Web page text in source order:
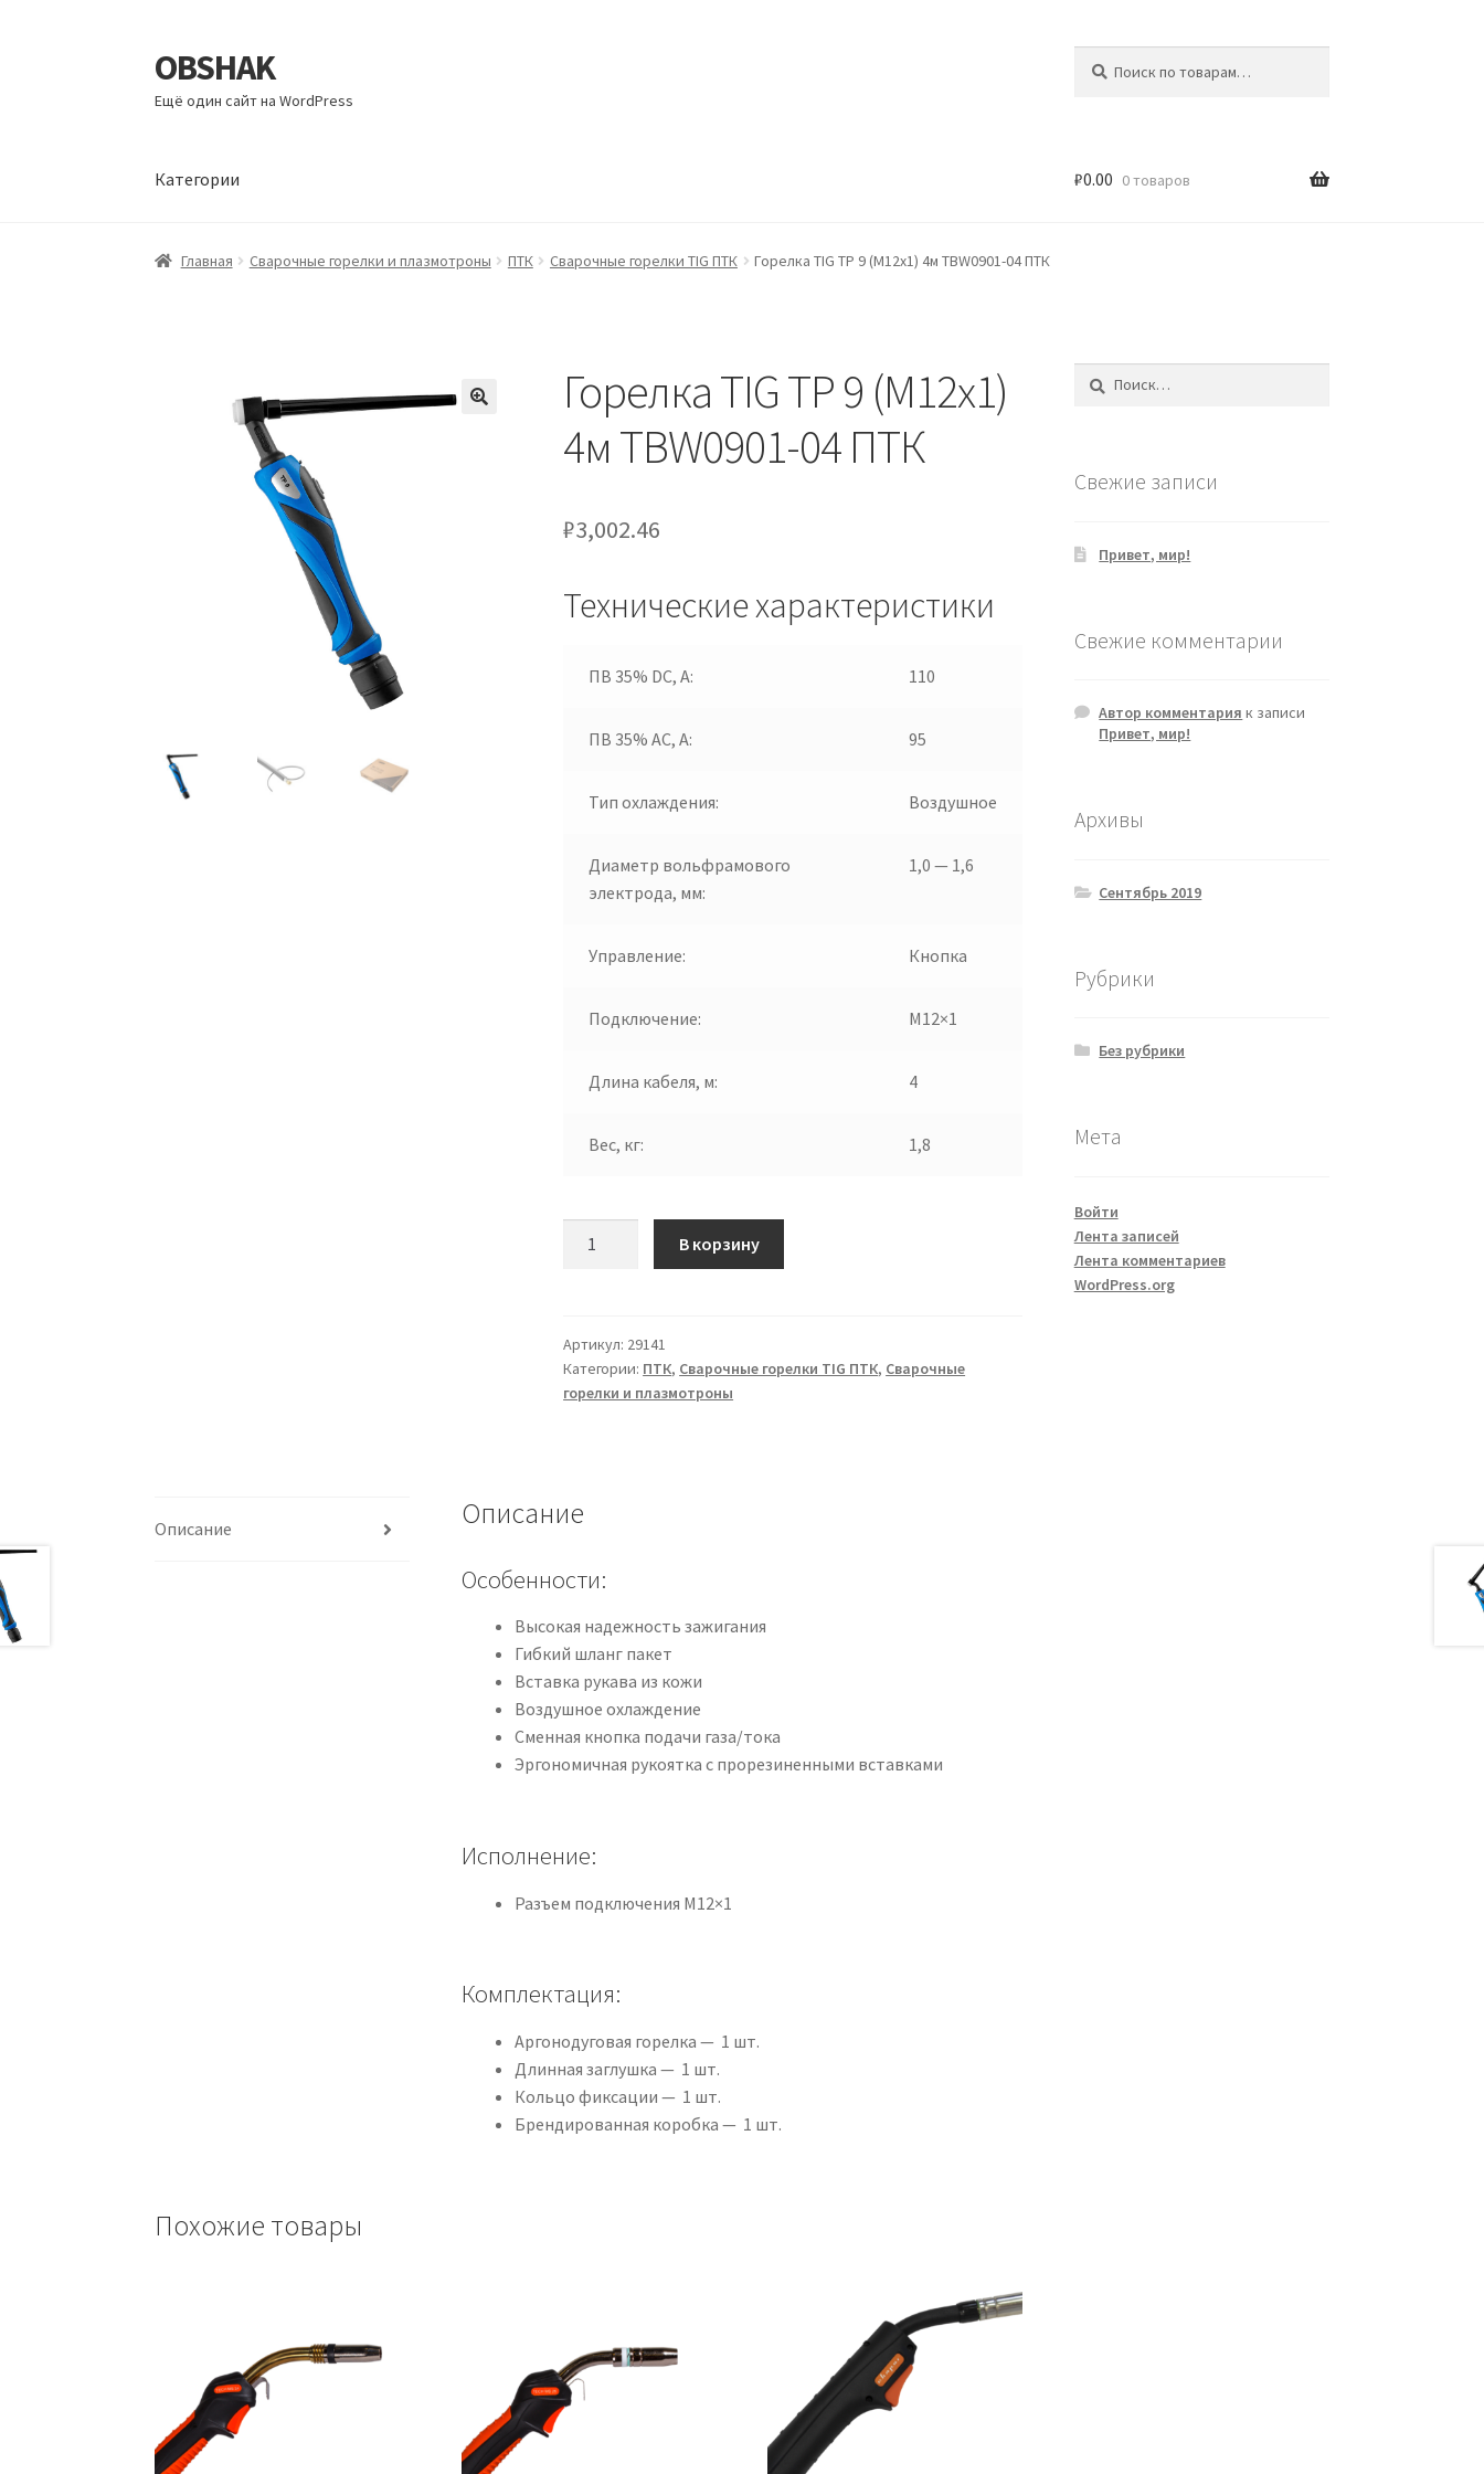
Перейти
к
навигации
Перейти
к
содержимому
OBSHAK
Ещё один сайт на WordPress
Категории
Главная Категории Мой аккаунт Оформление заказаПример страницы
₽0.00 0 товаров
Главная Сварочные горелки и плазмотроны ПТК Сварочные горелки TIG ПТК Горелка TIG TP 9 (M12x1) 4м TBW0901-04 ПТК
Горелка TIG TP 9 (M12x1)
4м TBW0901-04 ПТК
₽3,002.46
Технические характеристики
ПВ 35% DC, А: 110
ПВ 35% AC, А: 95
Тип охлаждения: Воздушное
Диаметр вольфрамового
электрода, мм:
1,0 — 1,6
Управление: Кнопка
Подключение: M12×1
Длина кабеля, м: 4
Вес, кг: 1,8
TP
9
(M12x1)
ПТК
В корзину
Артикул: 29141
Категории: ПТК, Сварочные горелки TIG ПТК, Сварочные
горелки и плазмотроны
Описание Описание
Особенности:
Высокая надежность зажигания
Гибкий шланг пакет
Вставка рукава из кожи
Воздушное охлаждение
Сменная кнопка подачи газа/тока
Эргономичная рукоятка с прорезиненными вставками
Исполнение:
Разъем подключения M12×1
Комплектация:
Аргонодуговая горелка — 1 шт.
Длинная заглушка — 1 шт.
Кольцо фиксации — 1 шт.
Брендированная коробка — 1 шт.
Похожие товары
Найти:
Свежие записи
Привет, мир!
Свежие комментарии
Автор комментария к записи
Привет, мир!
Архивы
Сентябрь 2019
Рубрики
Без рубрики
Мета
Войти
Лента записей
Лента комментариев
WordPress.org